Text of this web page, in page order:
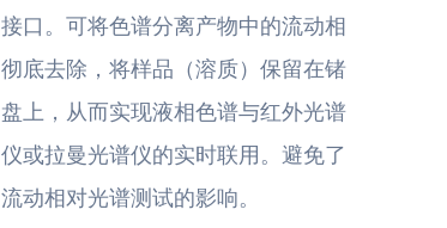
接口。可将色谱分离产物中的流动相
彻底去除，将样品（溶质）保留在锗
盘上，从而实现液相色谱与红外光谱
仪或拉曼光谱仪的实时联用。避免了
流动相对光谱测试的影响。